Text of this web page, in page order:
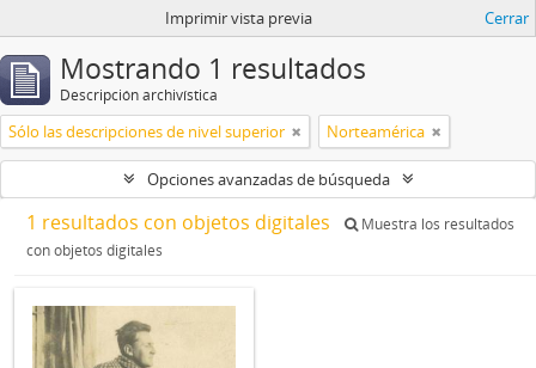
Imprimir vista previa Cerrar
Mostrando 1 resultados
Descripción archivística
Sólo las descripciones de nivel superior Norteamérica
Opciones avanzadas de búsqueda
1 resultados con objetos digitales
Muestra los resultados
con objetos digitales